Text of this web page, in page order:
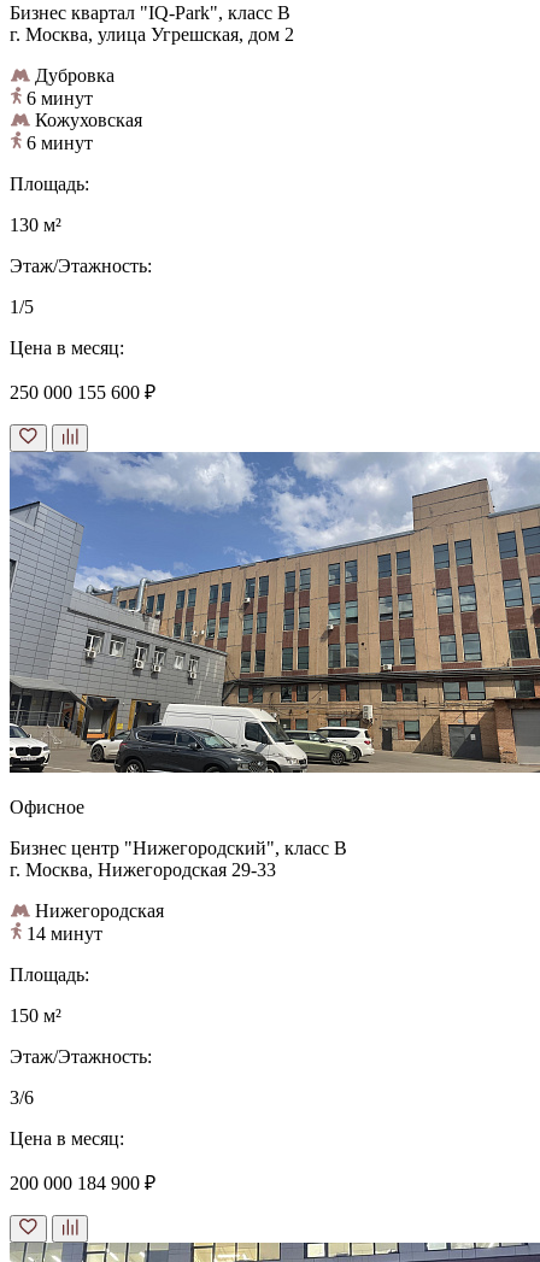
Бизнес квартал "IQ-Park", класс B
г. Москва, улица Угрешская, дом 2
Дубровка
6 минут
Кожуховская
6 минут
Площадь:
130 м²
Этаж/Этажность:
1/5
Цена в месяц:
250 000 155 600 ₽
Офисное
Бизнес центр "Нижегородский", класс B
г. Москва, Нижегородская 29-33
Нижегородская
14 минут
Площадь:
150 м²
Этаж/Этажность:
3/6
Цена в месяц:
200 000 184 900 ₽